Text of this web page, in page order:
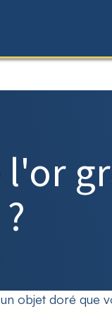
l'or
objet doré que